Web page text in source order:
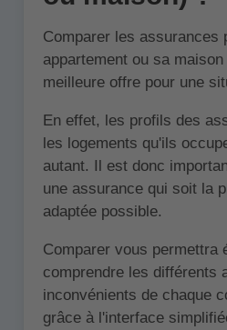
Comparer les assurances
appartement ou sa
meilleure offre pour une
En effet, les profils des
les logements qu'ils
autant. Il est donc
une assurance qui soit la
adaptée possible.
Comparer vous permettra
comprendre les différents
inconvénients de chaque
grâce à l'interface